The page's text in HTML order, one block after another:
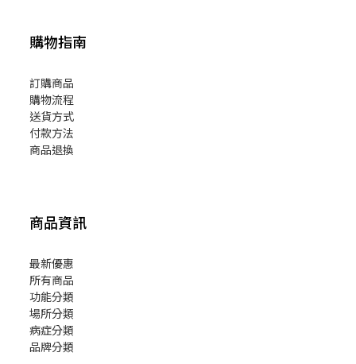
購物指南
訂購商品
購物流程
送貨方式
付款方法
商品退換
商品資訊
最新優惠
所有商品
功能分類
場所分類
病症分類
品牌分類